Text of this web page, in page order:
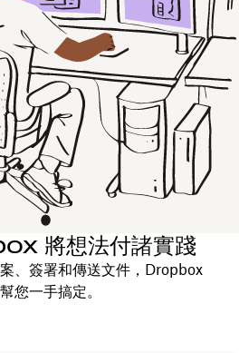
將想法付諸實踐
、簽署和傳送文件，Dropbox
您一手搞定。